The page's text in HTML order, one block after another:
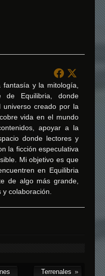
fantasía y la mitología,
de Equilibria, donde
creado por la
vida en el mundo
apoyar a la
donde lectores y
la ficción especulativa
Mi objetivo es que
en Equilibria
de algo más grande,
colaboración.
Terrenales